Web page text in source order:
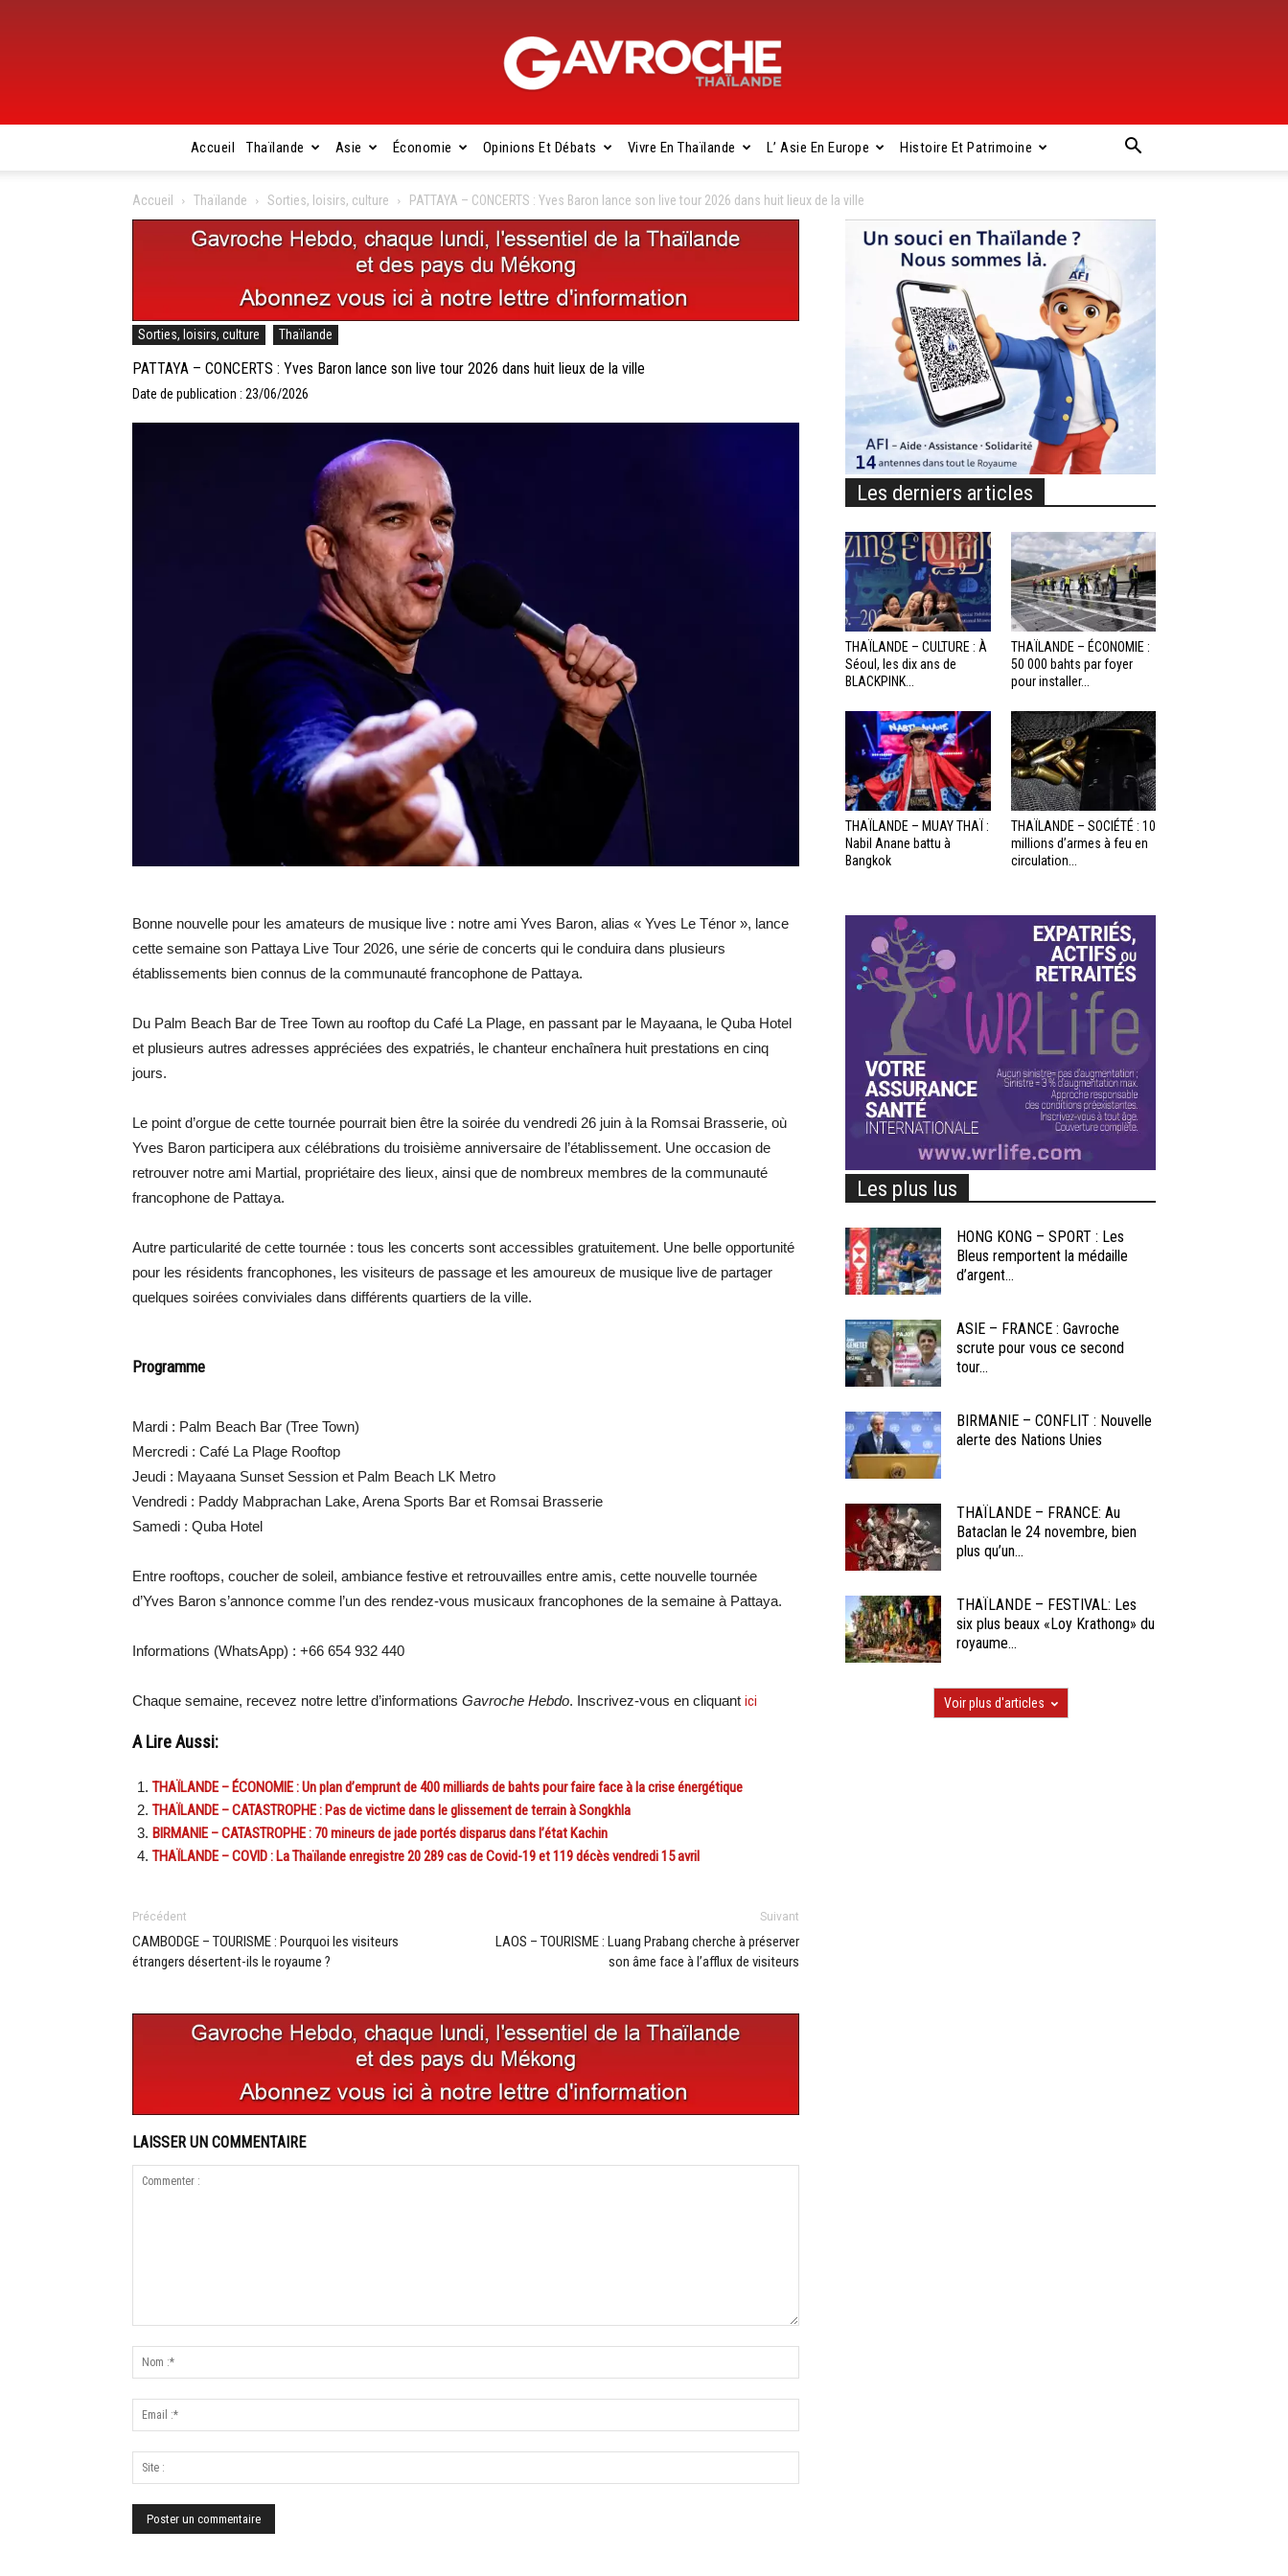
Gavroche
Accueil Thaïlande Asie Économie Opinions Et Débats Vivre En Thaïlande L’ Asie En Europe Histoire Et Patrimoine
Accueil Thaïlande Sorties, loisirs, culture PATTAYA – CONCERTS : Yves Baron lance son live tour 2026 dans huit lieux de la ville
Sorties, loisirs, culture Thaïlande
PATTAYA – CONCERTS : Yves Baron lance son live tour 2026 dans huit lieux de la ville
Date de publication : 23/06/2026
Bonne nouvelle pour les amateurs de musique live : notre ami Yves Baron, alias « Yves Le Ténor », lance
cette semaine son Pattaya Live Tour 2026, une série de concerts qui le conduira dans plusieurs
établissements bien connus de la communauté francophone de Pattaya.
Du Palm Beach Bar de Tree Town au rooftop du Café La Plage, en passant par le Mayaana, le Quba Hotel
et plusieurs autres adresses appréciées des expatriés, le chanteur enchaînera huit prestations en cinq
jours.
Le point d’orgue de cette tournée pourrait bien être la soirée du vendredi 26 juin à la Romsai Brasserie, où
Yves Baron participera aux célébrations du troisième anniversaire de l’établissement. Une occasion de
retrouver notre ami Martial, propriétaire des lieux, ainsi que de nombreux membres de la communauté
francophone de Pattaya.
Autre particularité de cette tournée : tous les concerts sont accessibles gratuitement. Une belle opportunité
pour les résidents francophones, les visiteurs de passage et les amoureux de musique live de partager
quelques soirées conviviales dans différents quartiers de la ville.
Programme
Mardi : Palm Beach Bar (Tree Town)
Mercredi : Café La Plage Rooftop
Jeudi : Mayaana Sunset Session et Palm Beach LK Metro
Vendredi : Paddy Mabprachan Lake, Arena Sports Bar et Romsai Brasserie
Samedi : Quba Hotel
Entre rooftops, coucher de soleil, ambiance festive et retrouvailles entre amis, cette nouvelle tournée
d’Yves Baron s’annonce comme l’un des rendez-vous musicaux francophones de la semaine à Pattaya.
Informations (WhatsApp) : +66 654 932 440
Chaque semaine, recevez notre lettre d’informations Gavroche Hebdo. Inscrivez-vous en cliquant ici
A Lire Aussi:
THAÏLANDE – ÉCONOMIE : Un plan d’emprunt de 400 milliards de bahts pour faire face à la crise énergétique
THAÏLANDE – CATASTROPHE : Pas de victime dans le glissement de terrain à Songkhla
BIRMANIE – CATASTROPHE : 70 mineurs de jade portés disparus dans l’état Kachin
THAÏLANDE – COVID : La Thaïlande enregistre 20 289 cas de Covid-19 et 119 décès vendredi 15 avril
Précédent
CAMBODGE – TOURISME : Pourquoi les visiteurs
étrangers désertent-ils le royaume ?
Suivant
LAOS – TOURISME : Luang Prabang cherche à préserver
son âme face à l’afflux de visiteurs
LAISSER UN COMMENTAIRE
Les derniers articles
THAÏLANDE – CULTURE : À
Séoul, les dix ans de
BLACKPINK...
THAÏLANDE – ÉCONOMIE :
50 000 bahts par foyer
pour installer...
THAÏLANDE – MUAY THAÏ :
Nabil Anane battu à
Bangkok
THAÏLANDE – SOCIÉTÉ : 10
millions d’armes à feu en
circulation...
Les plus lus
HONG KONG – SPORT : Les
Bleus remportent la médaille
d’argent...
ASIE – FRANCE : Gavroche
scrute pour vous ce second
tour...
BIRMANIE – CONFLIT : Nouvelle
alerte des Nations Unies
THAÏLANDE – FRANCE: Au
Bataclan le 24 novembre, bien
plus qu’un...
THAÏLANDE – FESTIVAL: Les
six plus beaux «Loy Krathong» du
royaume...
Voir plus d'articles